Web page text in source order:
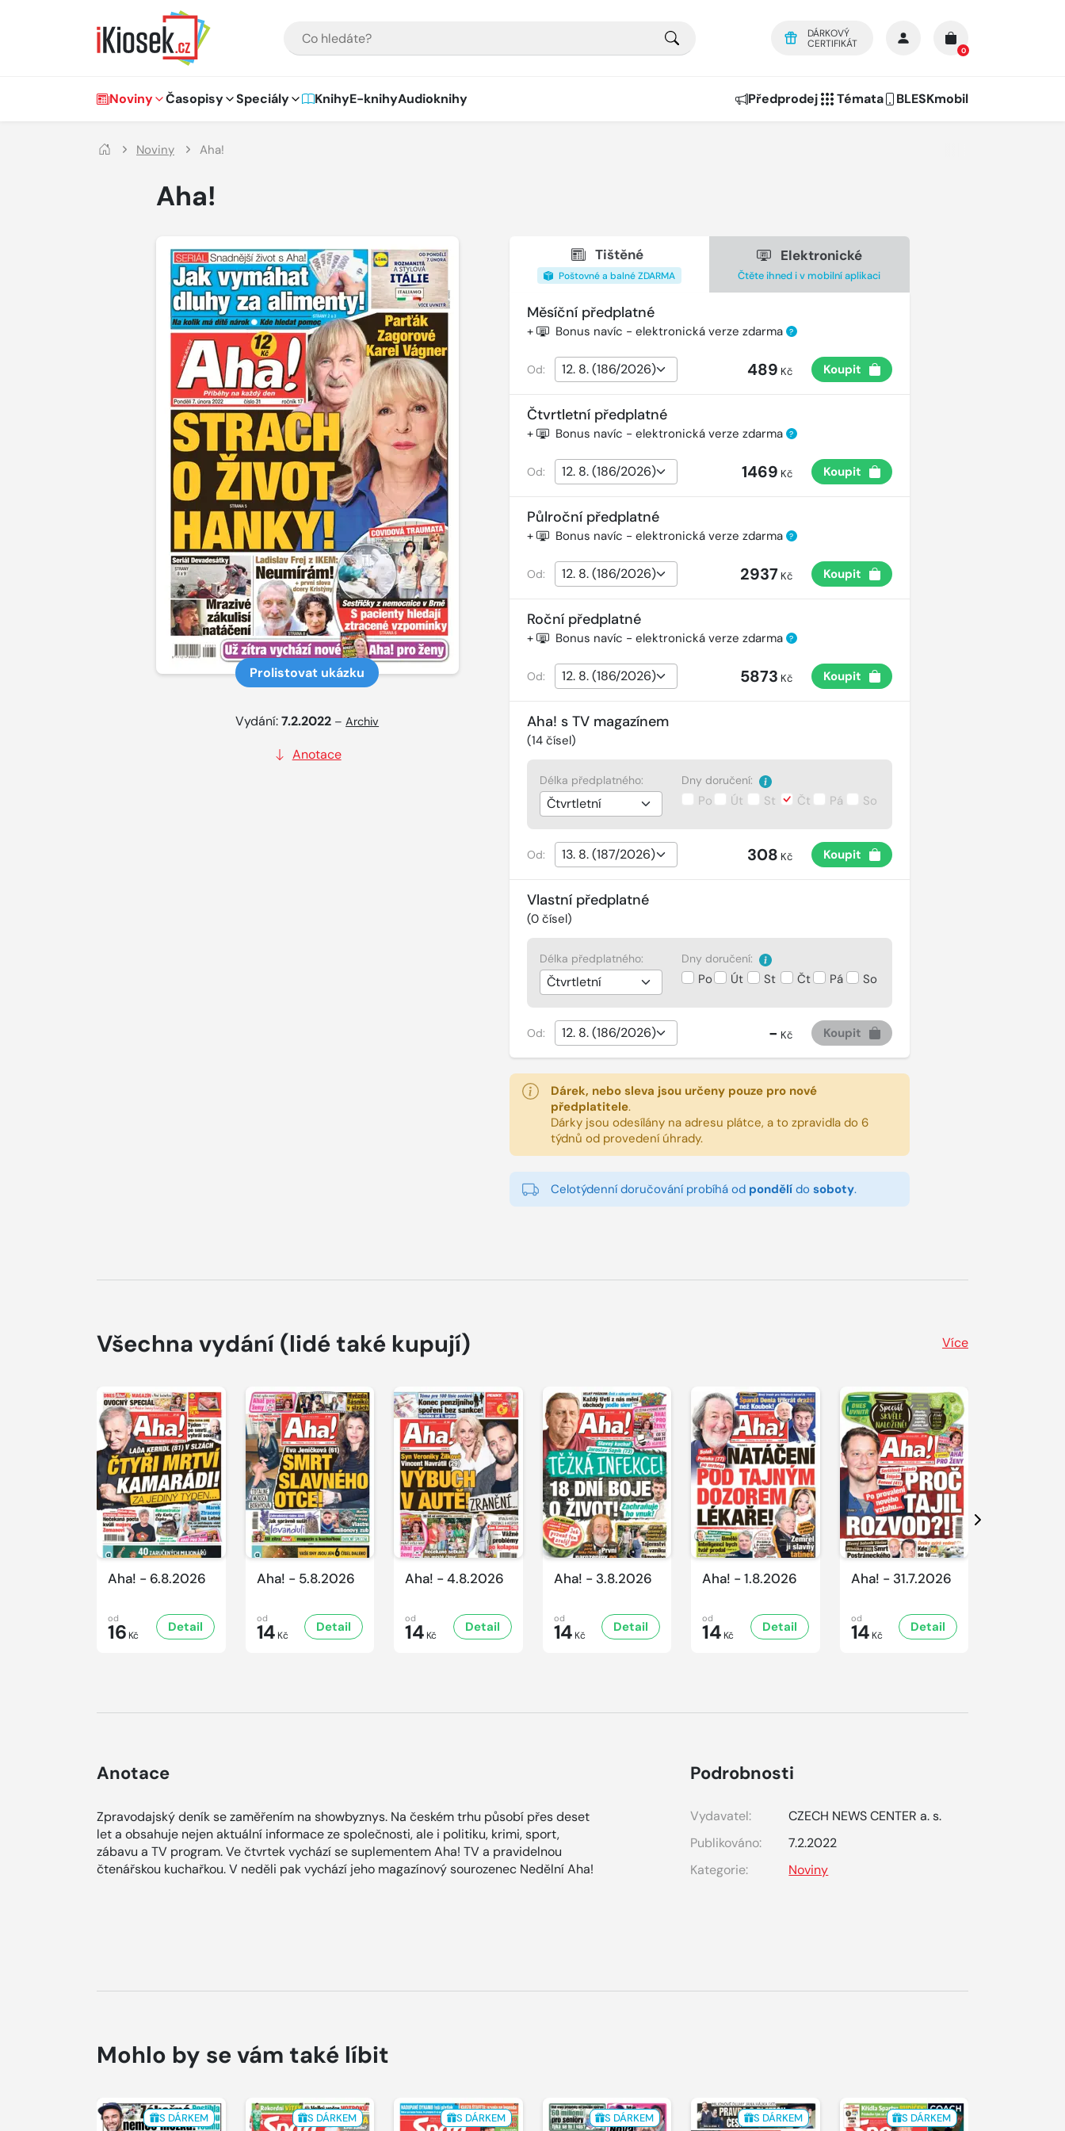
DÁRKOVÝ
CERTIFIKÁT
0
Hlavní navigace
Noviny Časopisy Speciály KnihyE-knihyAudioknihy Předprodej Témata BLESKmobil
Noviny Aha!
Aha!
Prolistovat ukázku
Vydání:7.2.2022 –Archiv
Anotace
Tištěné
Poštovné a balné ZDARMA
Elektronické
Čtěte ihned i v mobilní aplikaci
Měsíční předplatné
+ Bonus navíc - elektronická verze zdarma ?
Od: 489 Kč Koupit
Čtvrtletní předplatné
+ Bonus navíc - elektronická verze zdarma ?
Od: 1469 Kč Koupit
Půlroční předplatné
+ Bonus navíc - elektronická verze zdarma ?
Od: 2937 Kč Koupit
Roční předplatné
+ Bonus navíc - elektronická verze zdarma ?
Od: 5873 Kč Koupit
Aha! s TV magazínem
(14čísel)
Délka předplatného: Dny doručení:
Po Út St Čt Pá So
Od: 308 Kč Koupit
Vlastní předplatné
(0čísel)
Délka předplatného: Dny doručení:
Po Út St Čt Pá So
Od: - Kč Koupit
Dárek, nebo sleva jsou určeny pouze pro nové
předplatitele.
Dárky jsou odesílány na adresu plátce, a to zpravidla do 6
týdnů od provedení úhrady.
Celotýdenní doručování probíhá od pondělído soboty.
Všechna vydání (lidé také kupují) Více
Aha! - 6.8.2026
od
16 Kč
Detail
Aha! - 5.8.2026
od
14 Kč
Detail
Aha! - 4.8.2026
od
14 Kč
Detail
Aha! - 3.8.2026
od
14 Kč
Detail
Aha! - 1.8.2026
od
14 Kč
Detail
Aha! - 31.7.2026
od
14 Kč
Detail
Další
Anotace
Zpravodajský deník se zaměřením na showbyznys. Na českém trhu působí přes deset
let a obsahuje nejen aktuální informace ze společnosti, ale i politiku, krimi, sport,
zábavu a TV program. Ve čtvrtek vychází se suplementem Aha! TV a pravidelnou
čtenářskou kuchařkou. V neděli pak vychází jeho magazínový sourozenec Nedělní Aha!
Podrobnosti
Vydavatel:
CZECH NEWS CENTER a. s.
Publikováno:
7.2.2022
Kategorie:
Noviny
Mohlo by se vám také líbit
S DÁRKEM S DÁRKEM S DÁRKEM S DÁRKEM S DÁRKEM S DÁRKEM